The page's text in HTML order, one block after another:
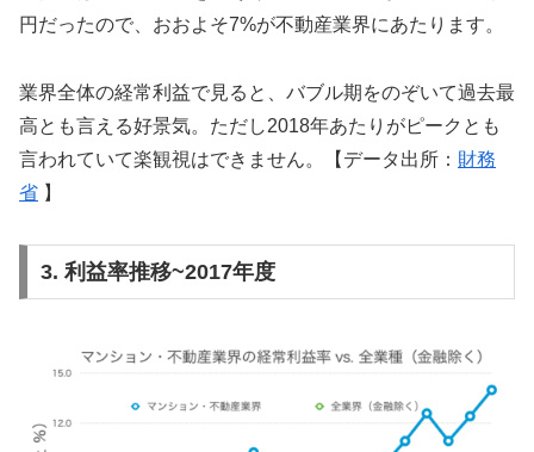
円だったので、おおよそ7%が不動産業界にあたります。
業界全体の経常利益で見ると、バブル期をのぞいて過去最
高とも言える好景気。ただし2018年あたりがピークとも
言われていて楽観視はできません。【データ出所： 財務
省 】
3. 利益率推移~2017年度